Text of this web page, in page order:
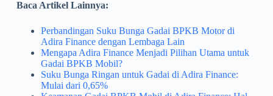
Baca Artikel Lainnya:
Perbandingan Suku Bunga Gadai BPKB Motor di
Adira Finance dengan Lembaga Lain
Mengapa Adira Finance Menjadi Pilihan Utama untuk
Gadai BPKB Mobil?
Suku Bunga Ringan untuk Gadai di Adira Finance:
Mulai dari 0,65%